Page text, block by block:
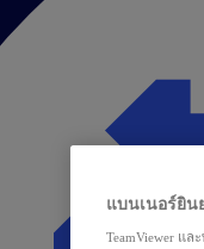
แบนเนอร์ยิน
TeamViewer แ